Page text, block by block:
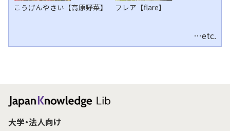
こうげんやさい【高原野菜】 フレア【flare】
…etc.
大学・法人向け